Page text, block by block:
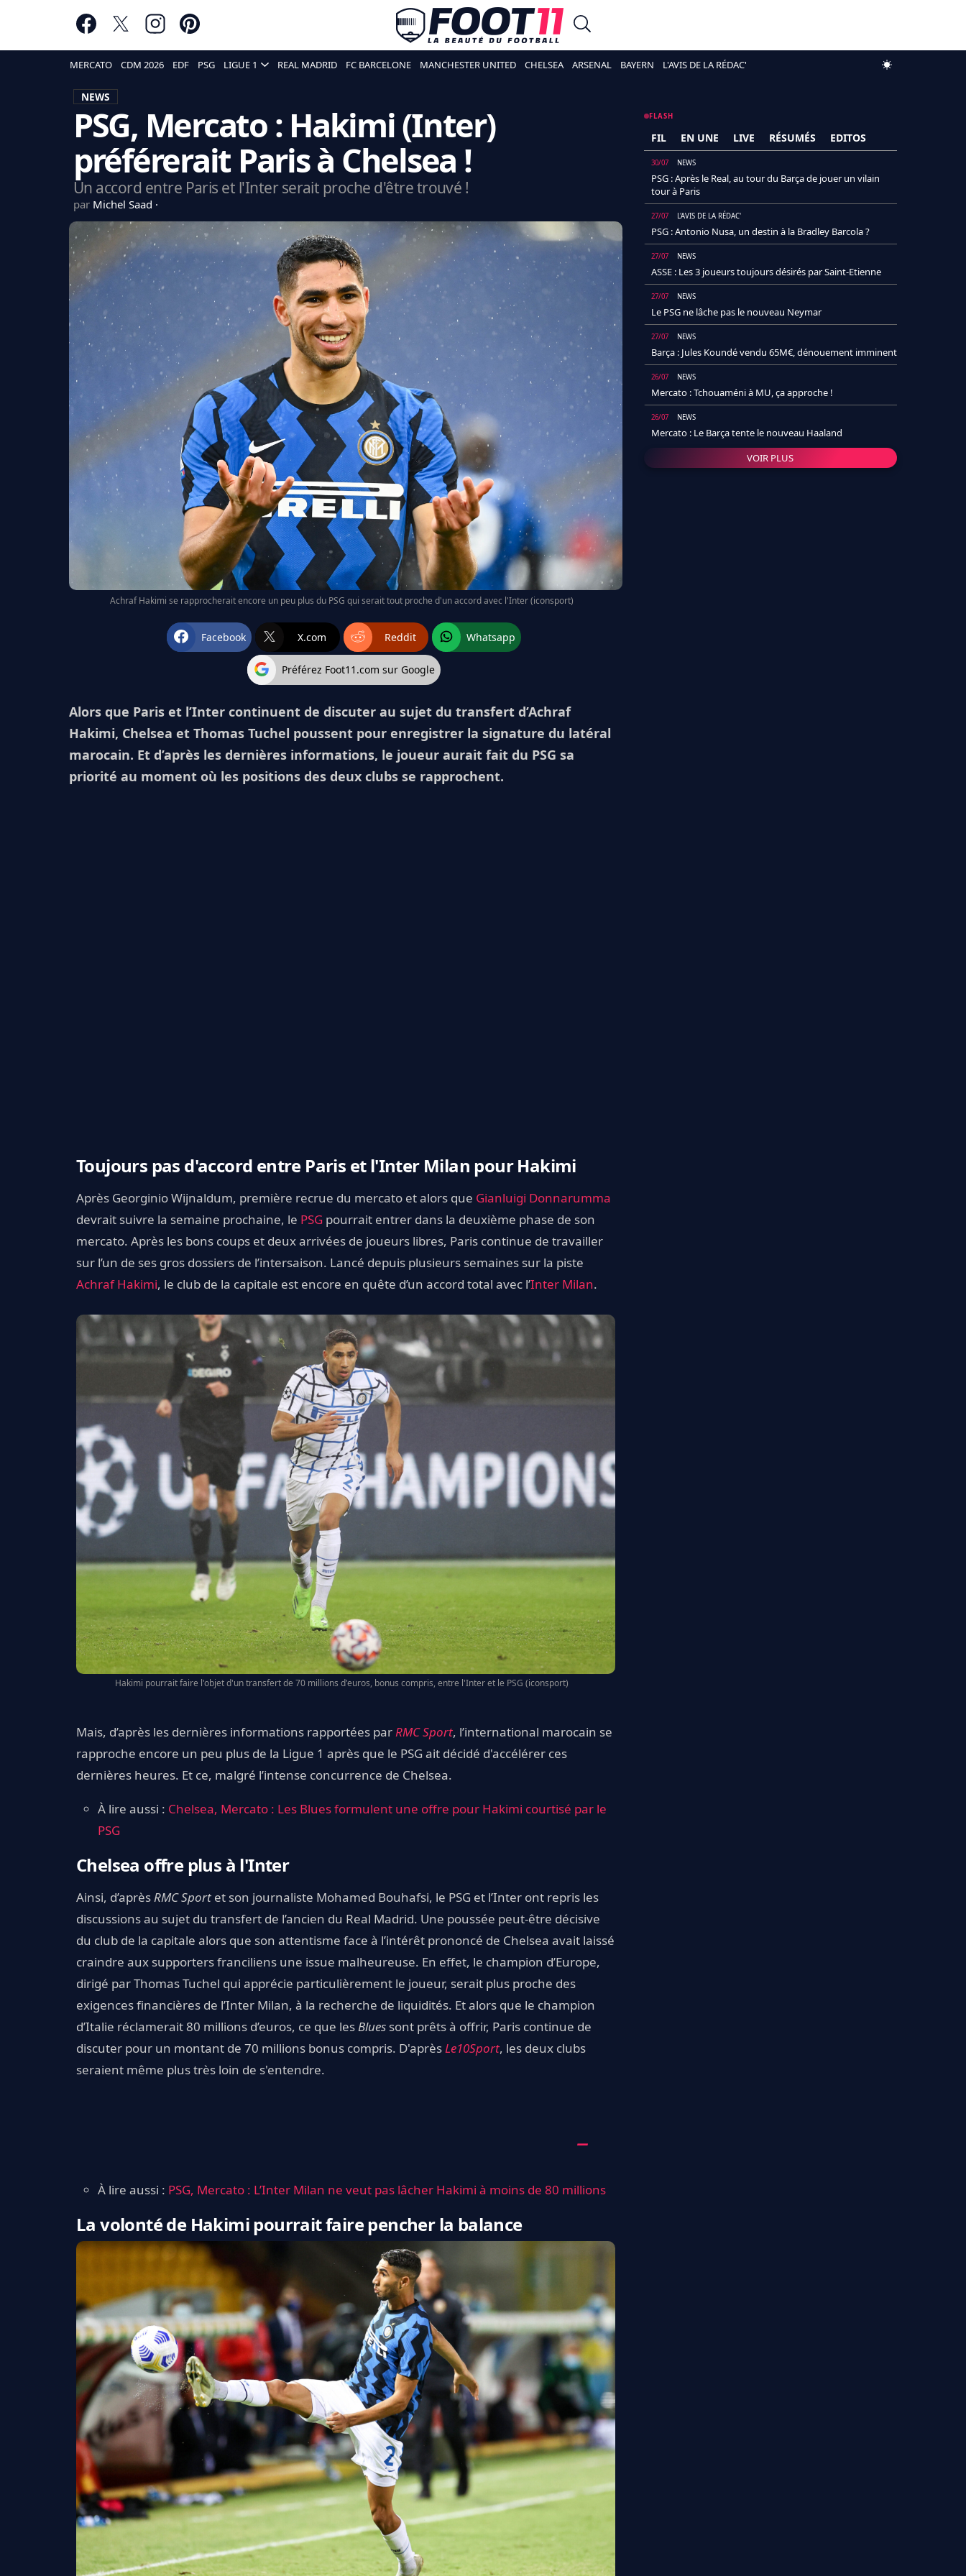
MERCATO CDM 2026 EDF PSG LIGUE 1 REAL MADRID FC BARCELONE MANCHESTER UNITED CHELSEA ARSENAL BAYERN L'AVIS DE LA RÉDAC'
NEWS
PSG, Mercato : Hakimi (Inter)
préférerait Paris à Chelsea !
Un accord entre Paris et l'Inter serait proche d'être trouvé !
par Michel Saad
Achraf Hakimi se rapprocherait encore un peu plus du PSG qui serait tout proche d'un accord avec l'Inter (iconsport)
Facebook X.com Reddit Whatsapp
Préférez Foot11.com sur Google
Alors que Paris et l’Inter continuent de discuter au sujet du transfert d’Achraf
Hakimi, Chelsea et Thomas Tuchel poussent pour enregistrer la signature du latéral
marocain. Et d’après les dernières informations, le joueur aurait fait du PSG sa
priorité au moment où les positions des deux clubs se rapprochent.
Toujours pas d'accord entre Paris et l'Inter Milan pour Hakimi
Après Georginio Wijnaldum, première recrue du mercato et alors que Gianluigi Donnarumma
devrait suivre la semaine prochaine, le PSG pourrait entrer dans la deuxième phase de son
mercato. Après les bons coups et deux arrivées de joueurs libres, Paris continue de travailler
sur l’un de ses gros dossiers de l’intersaison. Lancé depuis plusieurs semaines sur la piste
Achraf Hakimi, le club de la capitale est encore en quête d’un accord total avec l’Inter Milan.
Hakimi pourrait faire l'objet d'un transfert de 70 millions d'euros, bonus compris, entre l'Inter et le PSG (iconsport)
Mais, d’après les dernières informations rapportées parRMC Sport, l’international marocain se
rapproche encore un peu plus de la Ligue 1 après que le PSG ait décidé d'accélérer ces
dernières heures. Et ce, malgré l’intense concurrence de Chelsea.
À lire aussi : Chelsea, Mercato : Les Blues formulent une offre pour Hakimi courtisé par le
PSG
Chelsea offre plus à l'Inter
Ainsi, d’aprèsRMC Sport et son journaliste Mohamed Bouhafsi, le PSG et l’Inter ont repris les
discussions au sujet du transfert de l’ancien du Real Madrid. Une poussée peut-être décisive
du club de la capitale alors que son attentisme face à l’intérêt prononcé de Chelsea avait laissé
craindre aux supporters franciliens une issue malheureuse. En effet, le champion d’Europe,
dirigé par Thomas Tuchel qui apprécie particulièrement le joueur, serait plus proche des
exigences financières de l’Inter Milan, à la recherche de liquidités. Et alors que le champion
d’Italie réclamerait 80 millions d’euros, ce que lesBlues sont prêts à offrir, Paris continue de
discuter pour un montant de 70 millions bonus compris. D'aprèsLe10Sport, les deux clubs
seraient même plus très loin de s'entendre.
À lire aussi : PSG, Mercato : L’Inter Milan ne veut pas lâcher Hakimi à moins de 80 millions
La volonté de Hakimi pourrait faire pencher la balance
FLASH
FIL EN UNE LIVE RÉSUMÉS EDITOS
30/07 NEWS
PSG : Après le Real, au tour du Barça de jouer un vilain
tour à Paris
27/07 L'AVIS DE LA RÉDAC'
PSG : Antonio Nusa, un destin à la Bradley Barcola ?
27/07 NEWS
ASSE : Les 3 joueurs toujours désirés par Saint-Etienne
27/07 NEWS
Le PSG ne lâche pas le nouveau Neymar
27/07 NEWS
Barça : Jules Koundé vendu 65M€, dénouement imminent
26/07 NEWS
Mercato : Tchouaméni à MU, ça approche !
26/07 NEWS
Mercato : Le Barça tente le nouveau Haaland
VOIR PLUS